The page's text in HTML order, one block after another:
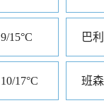
9/15°C 巴
10/17°C 班森